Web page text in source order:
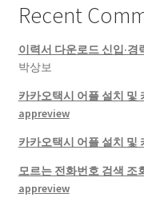
Recent
이력서 다운로드 신입·
박상보
카카오택시 어플 설치 및
appreview
카카오택시 어플 설치 및
모르는 전화번호 검색 조
appreview